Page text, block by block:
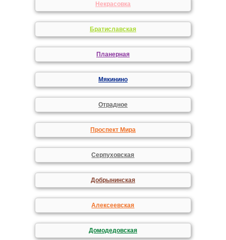
Некрасовка
Братиславская
Планерная
Мякинино
Отрадное
Проспект Мира
Серпуховская
Добрынинская
Алексеевская
Домодедовская